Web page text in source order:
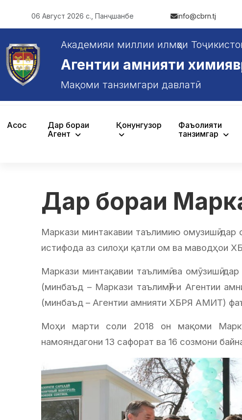
06 Август 2026 с., Панҷшанбе info@cbrn.tj
Академияи миллии илмҳои
Агентии амнияти химиявӣ,
Мақоми танзимгари давлатӣ
Асосӣ
Дар бораи
Агентӣ
Қонунгузорӣ
Фаъолияти
танзимгарӣ
Дар бораи
Маркази минтакавии таълимию омузишӣ
истифода аз силоҳи қатли ом ва маводҳои
Маркази минтақавии таълимӣ ва омӯзишӣ
(минбаъд – Маркази таълимӣ)-и Агентии
(минбаъд – Агентии амнияти ХБРЯ АМИТ)
Моҳи марти соли 2018 он мақоми
намояндагони 13 сафорат ва 16 созмони